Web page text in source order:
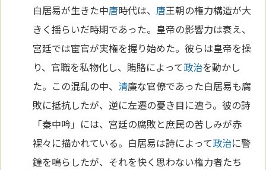
白居易が生きた中唐時代は、 唐王朝の権力構造が大
きく揺らいだ時期であった。皇帝の影響力は衰え、
宮廷では宦官が実権を握り始めた。彼らは皇帝を操
り、官職を私物化し、賄賂によって政治を動かし
た。この混乱の中、 清廉な官僚であった白居易も腐
敗に抵抗したが、逆に左遷の憂き目に遭う。彼の詩
「秦中吟」には、宮廷の腐敗と庶民の苦しみが赤
裸々に描かれている。白居易は詩によって政治に警
鐘を鳴らしたが、それを快く思わない権力者たち